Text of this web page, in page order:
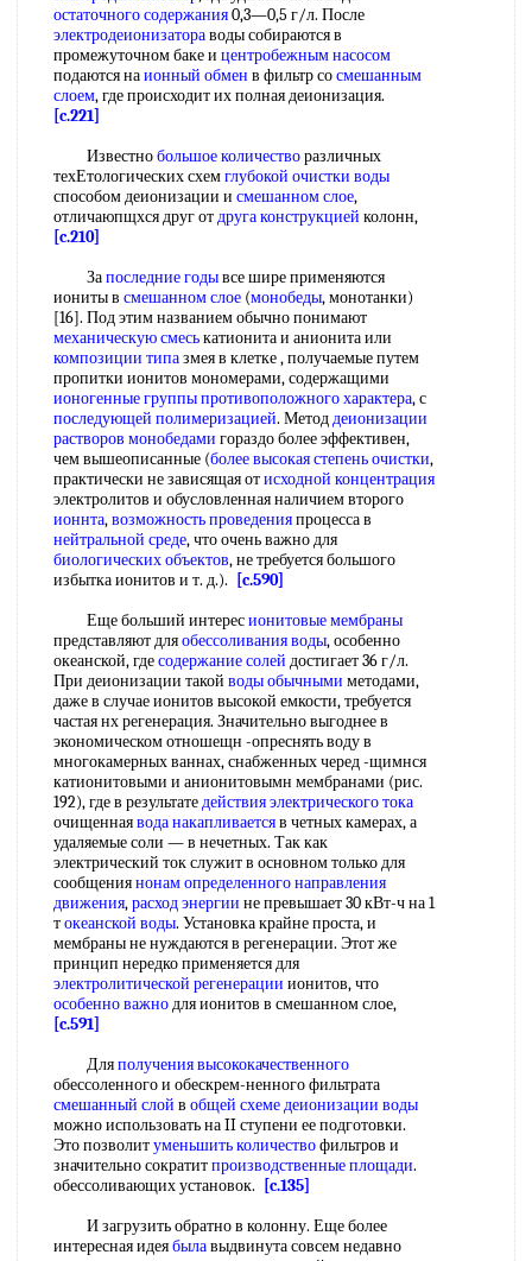
остаточного содержания0,3—0,5 г/л. После
электродеионизатораводы собираются в
промежуточном баке и центробежным насосом
подаются наионный обмен в фильтр сосмешанным
слоем, где происходит их полная деионизация.
[c.221]
Известнобольшое количестворазличных
техЕтологических схемглубокой очистки воды
способом деионизации и смешанном слое,
отличаюпщхся друг отдруга конструкцией колонн,
[c.210]
Запоследние годывсе шире применяются
иониты в смешанном слое (монобеды, монотанки)
[16]. Под этим названием обычно понимают
механическую смеськатионита и анионита или
композиции типазмея в клетке , получаемые путем
пропитки ионитов мономерами, содержащими
ионогенные группыпротивоположного характера, с
последующей полимеризацией. Методдеионизации
растворов монобедами гораздо более эффективен,
чем вышеописанные (более высокаястепень очистки,
практически не зависящая отисходной концентрация
электролитов и обусловленная наличием второго
ионнта,возможность проведенияпроцесса в
нейтральной среде, что очень важно для
биологических объектов, не требуется большого
избытка ионитов и т. д.).
[c.590]
Еще больший интересионитовые мембраны
представляют дляобессоливания воды, особенно
океанской, гдесодержание солей достигает 36 г/л.
При деионизации такой воды обычными методами,
даже в случае ионитов высокой емкости, требуется
частая нх регенерация. Значительно выгоднее в
экономическом отношещн -опреснять воду в
многокамерных ваннах, снабженных черед -щимнся
катионитовыми и анионитовымн мембранами (рис.
192), где в результатедействия электрического тока
очищеннаявода накапливаетсяв четных камерах, а
удаляемые соли — в нечетных. Так как
электрический ток служит в основном только для
сообщениянонам определенногонаправления
движения,расход энергии не превышает 30 кВт-ч на 1
токеанской воды. Установка крайне проста, и
мембраны не нуждаются в регенерации. Этот же
принцип нередко применяется для
электролитической регенерации ионитов, что
особенно важнодля ионитов в смешанном слое,
[c.591]
Дляполучения высококачественного
обессоленного и обескрем-ненного фильтрата
смешанный слой в общей схемедеионизации воды
можно использовать на II ступени ее подготовки.
Это позволитуменьшить количествофильтров и
значительно сократитпроизводственные площади.
обессоливающих установок.
[c.135]
И загрузить обратно в колонну. Еще более
интересная идеябылавыдвинута совсем недавно